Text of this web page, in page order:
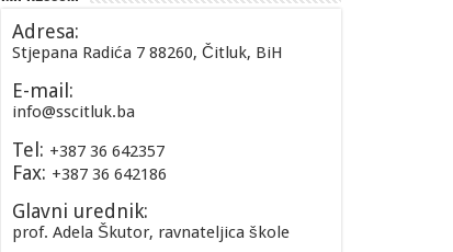
Adresa:
Stjepana Radića 7 88260, Čitluk, BiH
E-mail:
info@sscitluk.ba
Tel: +387 36 642357
Fax: +387 36 642186
Glavni urednik:
prof. Adela Škutor, ravnateljica škole